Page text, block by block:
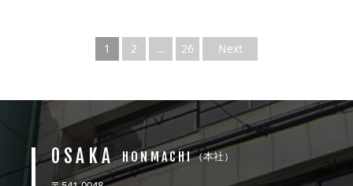
1 2 … 26 Next
OSAKA HONMACHI（本社）